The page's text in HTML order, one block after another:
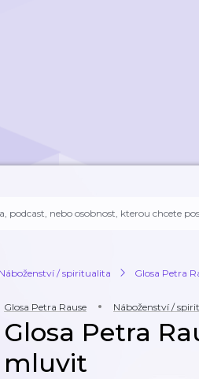
Náboženství / spiritualita Glosa Petra
Glosa Petra Rause Náboženství /
Glosa Petra
mluvit